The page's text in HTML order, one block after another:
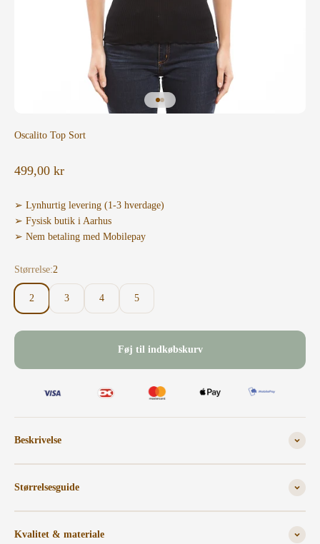
Gå til element 1
Gå til element 2
Oscalito Top Sort
Salgspris
499,00 kr
➢ Lynhurtig levering (1-3 hverdage)
➢ Fysisk butik i Aarhus
➢ Nem betaling med Mobilepay
Størrelse:2
2 3 4 5
Føj til indkøbskurv
Beskrivelse
Størrelsesguide
Kvalitet & materiale